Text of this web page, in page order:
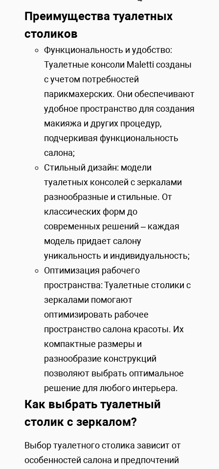
Преимущества туалетных
столиков
Функциональность и удобство:
Туалетные консоли Maletti созданы
с учетом потребностей
парикмахерских. Они обеспечивают
удобное пространство для создания
макияжа и других процедур,
подчеркивая функциональность
салона;
Стильный дизайн: модели
туалетных консолей с зеркалами
разнообразные и стильные. От
классических форм до
современных решений – каждая
модель придает салону
уникальность и индивидуальность;
Оптимизация рабочего
пространства: Туалетные столики с
зеркалами помогают
оптимизировать рабочее
пространство салона красоты. Их
компактные размеры и
разнообразие конструкций
позволяют выбрать оптимальное
решение для любого интерьера.
Как выбрать туалетный
столик с зеркалом?
Выбор туалетного столика зависит от
особенностей салона и предпочтений